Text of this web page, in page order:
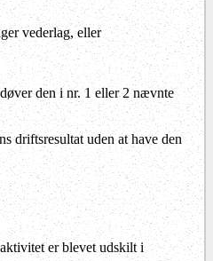
vederlag, eller
den i nr. 1 eller 2 nævnte
driftsresultat uden at have den
er blevet udskilt i